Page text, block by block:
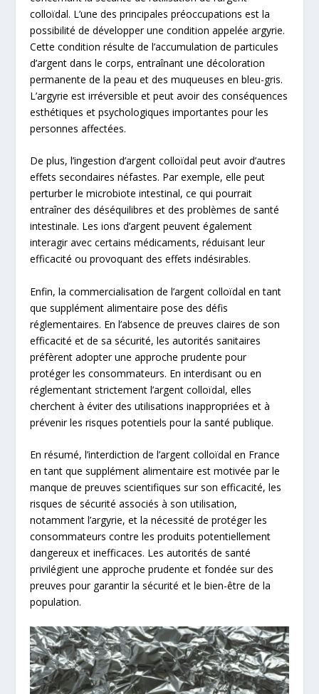
colloïdal. L’une des principales préoccupations est la
possibilité de développer une condition appelée argyrie.
Cette condition résulte de l’accumulation de particules
d’argent dans le corps, entraînant une décoloration
permanente de la peau et des muqueuses en bleu-gris.
L’argyrie est irréversible et peut avoir des conséquences
esthétiques et psychologiques importantes pour les
personnes affectées.
De plus, l’ingestion d’argent colloïdal peut avoir d’autres
effets secondaires néfastes. Par exemple, elle peut
perturber le microbiote intestinal, ce qui pourrait
entraîner des déséquilibres et des problèmes de santé
intestinale. Les ions d’argent peuvent également
interagir avec certains médicaments, réduisant leur
efficacité ou provoquant des effets indésirables.
Enfin, la commercialisation de l’argent colloïdal en tant
que supplément alimentaire pose des défis
réglementaires. En l’absence de preuves claires de son
efficacité et de sa sécurité, les autorités sanitaires
préfèrent adopter une approche prudente pour
protéger les consommateurs. En interdisant ou en
réglementant strictement l’argent colloïdal, elles
cherchent à éviter des utilisations inappropriées et à
prévenir les risques potentiels pour la santé publique.
En résumé, l’interdiction de l’argent colloïdal en France
en tant que supplément alimentaire est motivée par le
manque de preuves scientifiques sur son efficacité, les
risques de sécurité associés à son utilisation,
notamment l’argyrie, et la nécessité de protéger les
consommateurs contre les produits potentiellement
dangereux et inefficaces. Les autorités de santé
privilégient une approche prudente et fondée sur des
preuves pour garantir la sécurité et le bien-être de la
population.